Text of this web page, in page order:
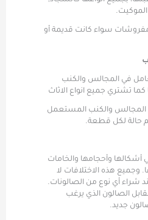
الموكيت.
سواء كانت قديمة أو
في المجالس والكنب
كما تشتري جميع انواع الاثاث
المجالس والكنب المستعمل
حالة لكل قطعة.
أشكالها وأحجامها والخامات
هذه الاختلافات لا
شراء أي نوع من الصالونات.
الصالون الذي يرغب
جديد.